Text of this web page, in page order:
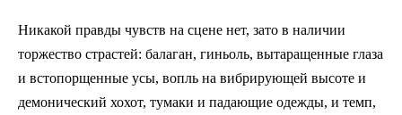
Никакой правды чувств на сцене нет, зато в наличии
торжество страстей: балаган, гиньоль, вытаращенные глаза
и встопорщенные усы, вопль на вибрирующей высоте и
демонический хохот, тумаки и падающие одежды, и темп,